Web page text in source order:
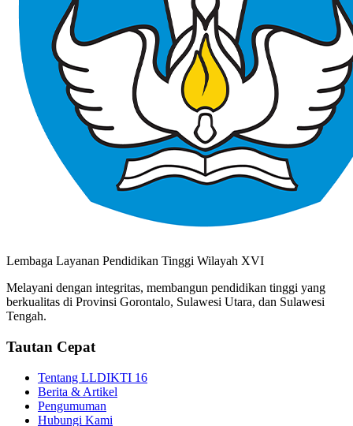
Lembaga Layanan Pendidikan Tinggi Wilayah XVI
Melayani dengan integritas, membangun pendidikan tinggi yang
berkualitas di Provinsi Gorontalo, Sulawesi Utara, dan Sulawesi
Tengah.
Tautan Cepat
Tentang LLDIKTI 16
Berita & Artikel
Pengumuman
Hubungi Kami